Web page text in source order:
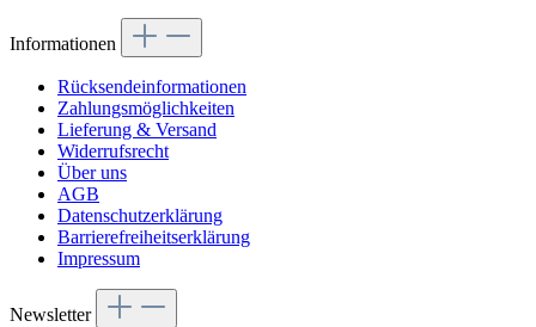
Informationen
Rücksendeinformationen
Zahlungsmöglichkeiten
Lieferung & Versand
Widerrufsrecht
Über uns
AGB
Datenschutzerklärung
Barrierefreiheitserklärung
Impressum
Newsletter